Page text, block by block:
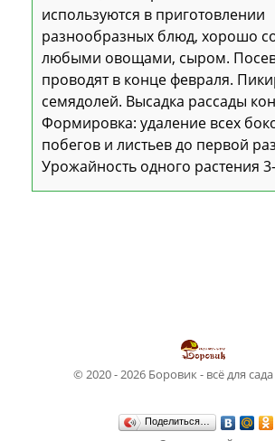
используются в приготовлении
разнообразных блюд, хорошо
любыми овощами, сыром. Посев
проводят в конце февраля.
семядолей. Высадка рассады
Формировка: удаление всех
побегов и листьев до первой
Урожайность одного растения
© 2020 - 2026 Боровик - всё для
Поделиться…